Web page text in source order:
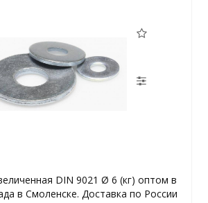
DIN 9021 Ø 6 (кг) оптом в
в Смоленске. Доставка по России